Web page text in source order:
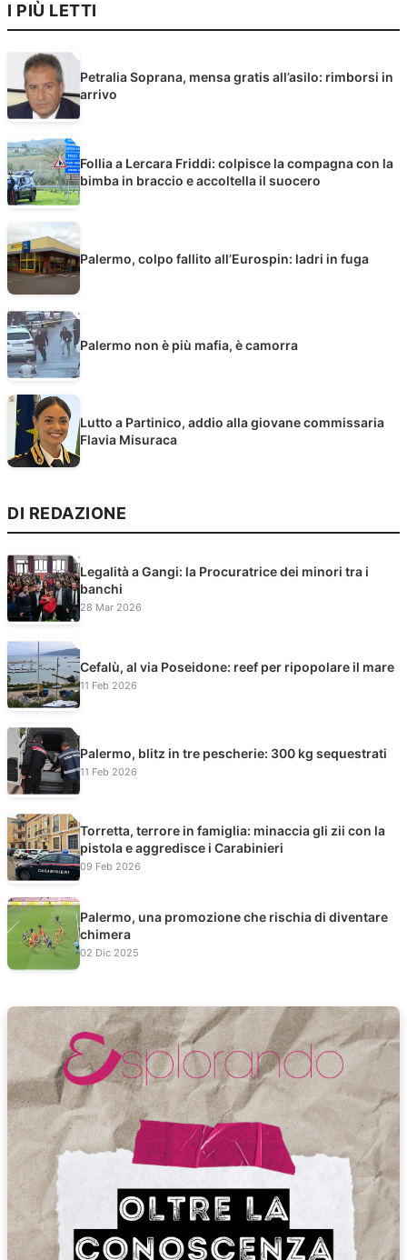
I PIÙ LETTI
Petralia Soprana, mensa gratis all’asilo: rimborsi in
arrivo
Follia a Lercara Friddi: colpisce la compagna con la
bimba in braccio e accoltella il suocero
Palermo, colpo fallito all’Eurospin: ladri in fuga
Palermo non è più mafia, è camorra
Lutto a Partinico, addio alla giovane commissaria
Flavia Misuraca
DI REDAZIONE
Legalità a Gangi: la Procuratrice dei minori tra i
banchi
28 Mar 2026
Cefalù, al via Poseidone: reef per ripopolare il mare
11 Feb 2026
Palermo, blitz in tre pescherie: 300 kg sequestrati
11 Feb 2026
Torretta, terrore in famiglia: minaccia gli zii con la
pistola e aggredisce i Carabinieri
09 Feb 2026
Palermo, una promozione che rischia di diventare
chimera
02 Dic 2025